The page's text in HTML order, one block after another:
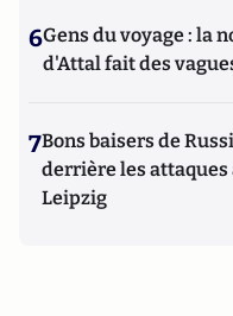
6Gens du voyage : la
d'Attal fait des
7Bons baisers de
derrière les
Leipzig